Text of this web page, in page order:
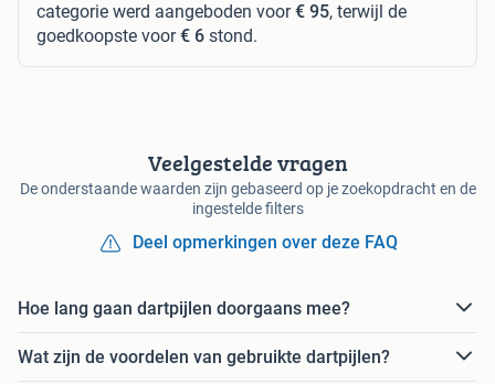
categorie werd aangeboden voor€ 95, terwijl de
goedkoopste voor€ 6 stond.
Veelgestelde vragen
De onderstaande waarden zijn gebaseerd op je zoekopdracht en de
ingestelde filters
Deel opmerkingen over deze FAQ
Hoe lang gaan dartpijlen doorgaans mee?
Wat zijn de voordelen van gebruikte dartpijlen?